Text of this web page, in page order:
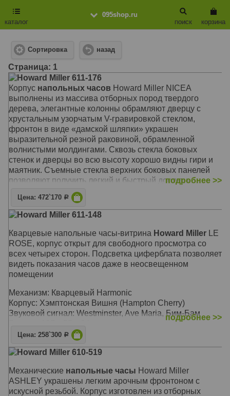
095shop.ru
каталог
корзина
поиск
Сортировка назад
Cтраница: 1
Howard Miller 611-176
Корпус напольных часов Howard Miller NICEA
выполнены из массива отборных пород твердого
дерева, элегантные колонны обрамляют дверцу с
хрустальным узорчатым V-гравировкой стеклом,
фронтон в виде «дамской шляпки» украшен
выразительной резной раковиной, обрамленной
волнистыми молдингами. Сквозь стекла боковых
стенок и дверцы во всю высоту хорошо видны гири и
маятник. Съемные стекла верхних боковых панелей
позволяют получить легкий и быстрый доступ к
Механизм: Механический с тросовым подвесом гирь
(Kieninger, Германия)
Звуковой сигнал:Westminster, Бим-Бом
Размер: 191 x 50 х 29 см
подробнее >>
Цена: 472`170 Р
Howard Miller 611-148
Кварцевые напольные часы-витрина Howard Miller LE
ROSE, корпус открыт для свободного просмотра со
всех четырех сторон. Подсветка циферблата позволяет
видеть показания часов даже в неосвещенном
помещении
Механизм: Кварцевый Harmonic
Корпус: Хэмптонская Вишня (Hampton Cherry)
Звуковой сигнал: Westminster, Ave Maria, Бим-Бам
подробнее >>
Цена: 258`300 Р
Howard Miller 610-519
Механические напольные часы Howard Miller
ASHLEY украшены легким арочным фронтоном с
искусной резьбой. Корпус изготовлен из отборных